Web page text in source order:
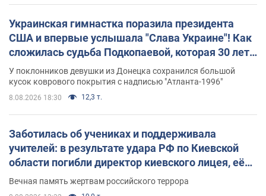
Украинская гимнастка поразила президента
США и впервые услышала "Слава Украине"! Как
сложилась судьба Подкопаевой, которая 30 лет
назад завоевала "золото" Олимпиады
У поклонников девушки из Донецка сохранился большой
кусок коврового покрытия с надписью "Атланта-1996"
8.08.2026 18:30 12,3 т.
Заботилась об учениках и поддерживала
учителей: в результате удара РФ по Киевской
области погибли директор киевского лицея, её
муж и внук
Вечная память жертвам российского террора